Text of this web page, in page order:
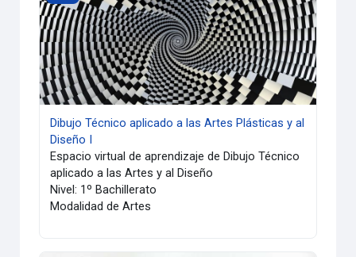
Dibujo Técnico aplicado a las Artes Plásticas y al
Diseño I
Espacio virtual de aprendizaje de Dibujo Técnico
aplicado a las Artes y al Diseño
Nivel: 1º Bachillerato
Modalidad de Artes